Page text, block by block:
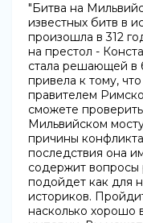
"Битва на
известных битв в
произошла в 312
на престол -
стала решающей в
привела к тому,
правителем
сможете
Мильвийском
причины
последствия она
содержит вопросы
подойдет как для
историков.
насколько хорошо